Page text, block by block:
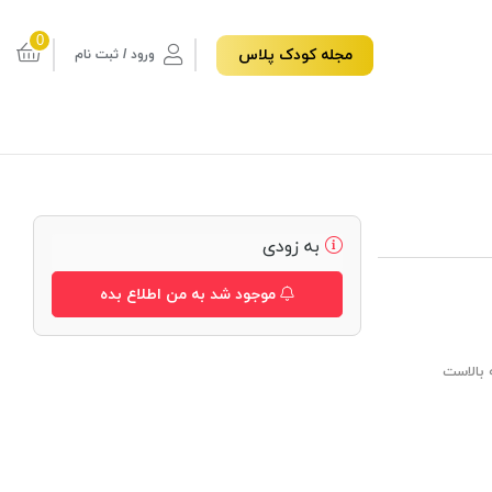
مجله کودک پلاس ورود / ثبت نام
0
به زودی
موجود شد به من اطلاع بده